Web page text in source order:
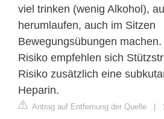
viel trinken (wenig Alkohol),
herumlaufen, auch im Sitzen
Bewegungsübungen
Risiko empfehlen sich
Risiko zusätzlich eine
Heparin.
Antrag auf Entfernung der Quelle